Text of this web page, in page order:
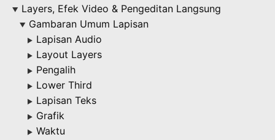
▶ Layers, Efek Video & Pengeditan Langsung
▶ Gambaran Umum Lapisan
▶ Lapisan Audio
▶ Layout Layers
▶ Pengalih
▶ Lower Third
▶ Lapisan Teks
▶ Grafik
▶ Waktu